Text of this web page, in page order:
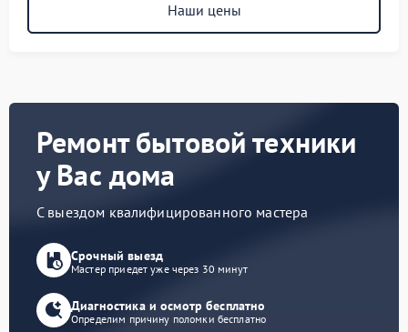
Наши цены
Ремонт бытовой техники
у Вас дома
С выездом квалифицированного мастера
Срочный выезд
Мастер приедет уже через 30 минут
Диагностика и осмотр бесплатно
Определим причину поломки бесплатно